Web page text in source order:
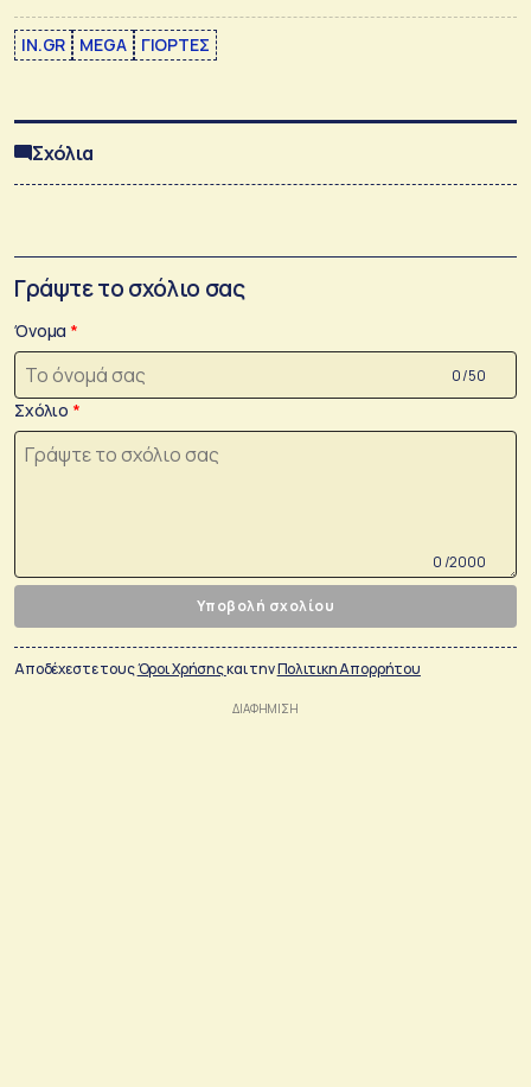
IN.GR MEGA ΓΙΟΡΤΕΣ
Σχόλια
Γράψτε το σχόλιο σας
Όνομα
0 /50
Σχόλιο
0 /2000
Υποβολή σχολίου
Αποδέχεστε τουςΌροι Χρήσηςκαι τηνΠολιτικη Απορρήτου